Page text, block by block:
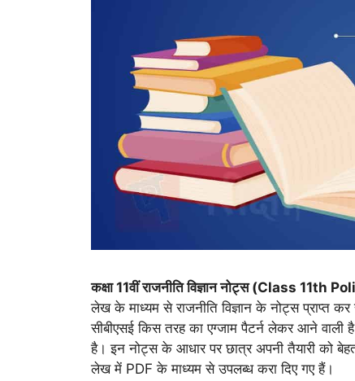
कक्षा 11वीं राजनीति विज्ञान नोट्स (Class
लेख के माध्यम से राजनीति विज्ञान के नोट्स प्राप्त
सीबीएसई किस तरह का एग्जाम पैटर्न लेकर आने वाली है।
है। इन नोट्स के आधार पर छात्र अपनी तैयारी को
लेख में PDF के माध्यम से उपलब्ध करा दिए गए हैं।